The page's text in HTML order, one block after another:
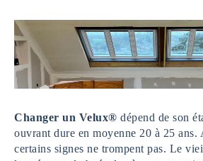
Changer un Velux® dépend de son
ouvrant dure en moyenne 20 à 25 ans.
certains signes ne trompent pas. Le